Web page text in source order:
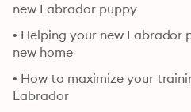
new Labrador puppy
• Helping your new
new home
• How to maximize your
Labrador